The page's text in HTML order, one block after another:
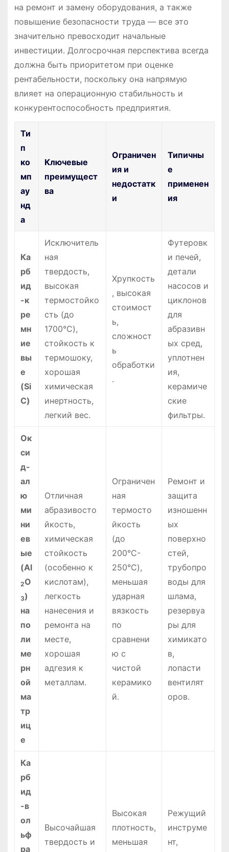
на ремонт и замену оборудования, а также
повышение безопасности труда — все это
значительно превосходит начальные
инвестиции. Долгосрочная перспектива всегда
должна быть приоритетом при оценке
рентабельности, поскольку она напрямую
влияет на операционную стабильность и
конкурентоспособность предприятия.
Ти
п
ко
мп
ау
нд
а
Ключевые
преимущест
ва
Ограничен
ия и
недостатк
и
Типичны
е
применен
ия
Ка
рб
ид
-к
ре
мн
ие
вы
е
(Si
C)
Исключитель
ная
твердость,
высокая
термостойко
сть (до
1700°C),
стойкость к
термошоку,
хорошая
химическая
инертность,
легкий вес.
Хрупкость
, высокая
стоимост
ь,
сложност
ь
обработки
.
Футеровк
и печей,
детали
насосов и
циклонов
для
абразивн
ых сред,
уплотнен
ия,
керамиче
ские
фильтры.
Ок
си
д-
ал
ю
ми
ни
ев
ые
(Al
2O
3)
на
по
ли
ме
рн
ой
ма
тр
иц
е
Отличная
абразивосто
йкость,
химическая
стойкость
(особенно к
кислотам),
легкость
нанесения и
ремонта на
месте,
хорошая
адгезия к
металлам.
Ограничен
ная
термосто
йкость
(до
200°C-
250°C),
меньшая
ударная
вязкость
по
сравнени
ю с
чистой
керамико
й.
Ремонт и
защита
изношенн
ых
поверхно
стей,
трубопро
воды для
шлама,
резервуа
ры для
химикато
в,
лопасти
вентилят
оров.
Ка
рб
ид
-в
ол
ьф
ра
Высочайшая
твердость и
Высокая
плотность,
меньшая
Режущий
инструме
нт,